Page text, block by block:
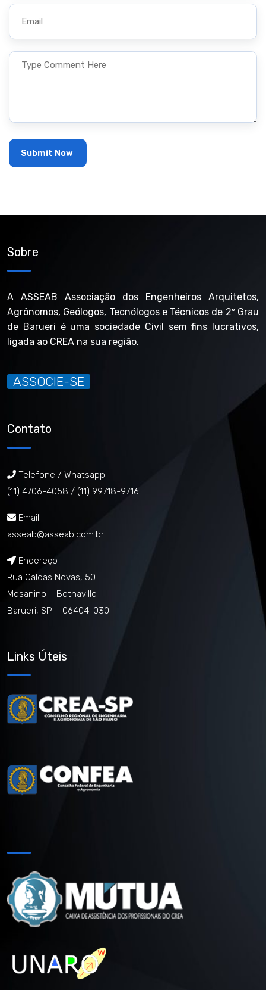
Sobre
A ASSEAB Associação dos Engenheiros Arquitetos,
Agrônomos, Geólogos, Tecnólogos e Técnicos de 2º Grau
de Barueri é uma sociedade Civil sem fins lucrativos,
ligada ao CREA na sua região.
ASSOCIE-SE
Contato
Telefone / Whatsapp
(11) 4706-4058 / (11) 99718-9716
Email
asseab@asseab.com.br
Endereço
Rua Caldas Novas, 50
Mesanino – Bethaville
Barueri, SP – 06404-030
Links Úteis